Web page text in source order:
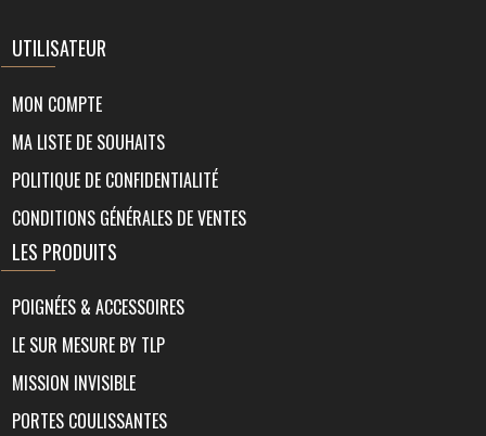
UTILISATEUR
MON COMPTE
MA LISTE DE SOUHAITS
POLITIQUE DE CONFIDENTIALITÉ
CONDITIONS GÉNÉRALES DE VENTES
LES PRODUITS
POIGNÉES & ACCESSOIRES
LE SUR MESURE BY TLP
MISSION INVISIBLE
PORTES COULISSANTES